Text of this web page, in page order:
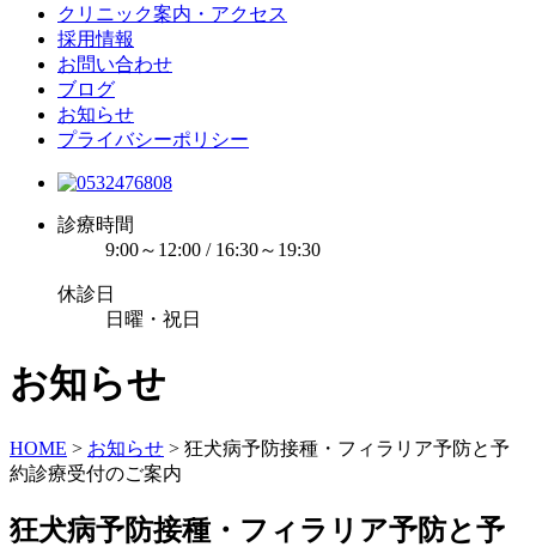
クリニック案内・アクセス
採用情報
お問い合わせ
ブログ
お知らせ
プライバシーポリシー
診療時間
9:00～12:00 / 16:30～19:30
休診日
日曜・祝日
お知らせ
HOME > お知らせ > 狂犬病予防接種・フィラリア予防と予
約診療受付のご案内
狂犬病予防接種・フィラリア予防と予